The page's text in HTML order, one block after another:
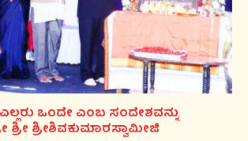
ಒಂದೇ ಎಂಬ ಸಂದೇಶವನ್ನು
ಶ್ರೀ ಶ್ರೀಶಿವಕುಮಾರಸ್ವಾಮೀಜಿ